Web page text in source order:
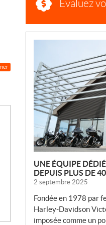
Évaluez
U
V
E
L
L
E
S
UNE ÉQUIPE
DEPUIS PLUS DE
2 septembre 2025
Fondée en 1978 par
Harley-Davidson
imposée comme un